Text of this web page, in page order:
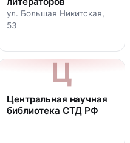
ул. Большая Никитская,
53
Ц
Центральная научная
библиотека СТД РФ